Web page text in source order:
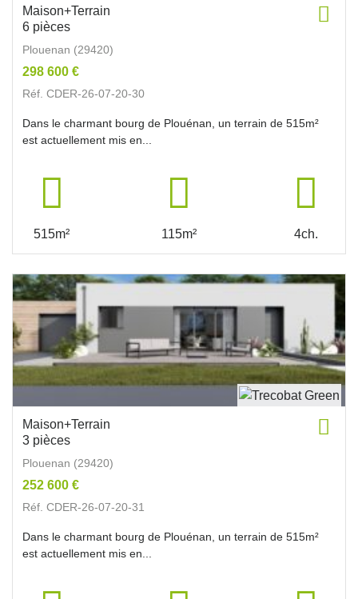
Maison+Terrain
6 pièces
Plouenan (29420)
298 600 €
Réf. CDER-26-07-20-30
Dans le charmant bourg de Plouénan, un terrain de 515m²
est actuellement mis en...
515m² 115m² 4ch.
Maison+Terrain
3 pièces
Plouenan (29420)
252 600 €
Réf. CDER-26-07-20-31
Dans le charmant bourg de Plouénan, un terrain de 515m²
est actuellement mis en...